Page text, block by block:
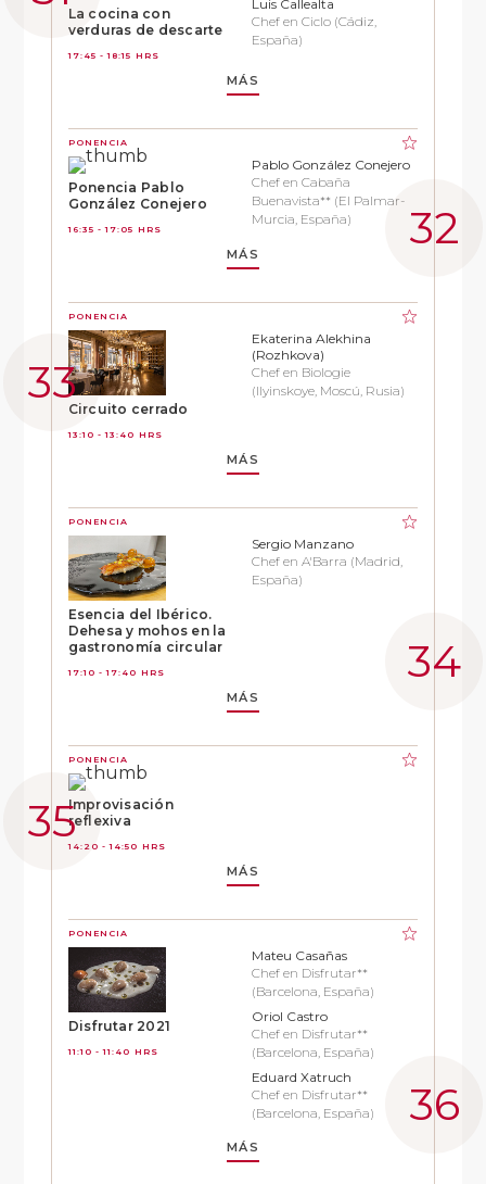
La cocina con
verduras de descarte
17:45 - 18:15 HRS
Luis Callealta
Chef en Ciclo (Cádiz,
España)
MÁS
PONENCIA
Ponencia Pablo
González Conejero
16:35 - 17:05 HRS
Pablo González Conejero
Chef en Cabaña
Buenavista** (El Palmar-
Murcia, España)
MÁS
PONENCIA
Circuito cerrado
13:10 - 13:40 HRS
Ekaterina Alekhina
(Rozhkova)
Chef en Biologie
(Ilyinskoye, Moscú, Rusia)
MÁS
PONENCIA
Esencia del Ibérico.
Dehesa y mohos en la
gastronomía circular
17:10 - 17:40 HRS
Sergio Manzano
Chef en A'Barra (Madrid,
España)
MÁS
PONENCIA
Improvisación
reflexiva
14:20 - 14:50 HRS
MÁS
PONENCIA
Disfrutar 2021
11:10 - 11:40 HRS
Mateu Casañas
Chef en Disfrutar**
(Barcelona, España)
Oriol Castro
Chef en Disfrutar**
(Barcelona, España)
Eduard Xatruch
Chef en Disfrutar**
(Barcelona, España)
MÁS